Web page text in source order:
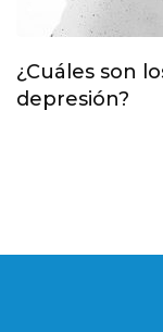
¿Cuáles son
depresión?